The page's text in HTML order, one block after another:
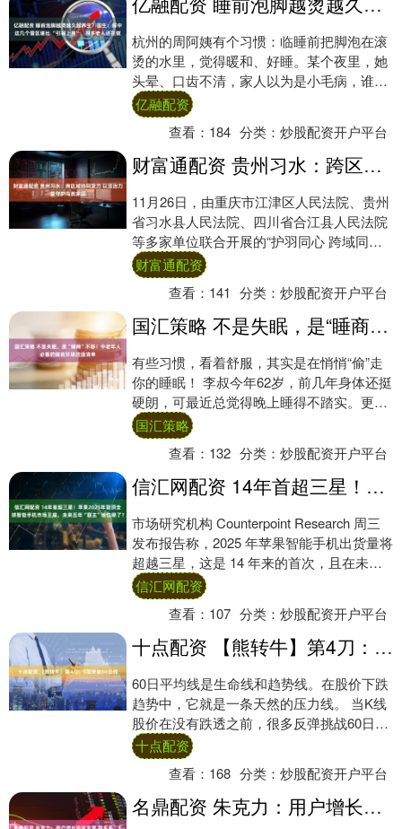
杭州的周阿姨有个习惯：临睡前把脚泡在滚
烫的水里，觉得暖和、好睡。某个夜里，她
头晕、口齿不清，家人以为是小毛病，谁知
半小时内恶化送到医院，确诊是急性脑梗，
终未醒来....
亿融配资
查看： 184 分类：炒股配资开户平台
财富通配资 贵州习水：跨区域协同发力 以法治力量守护鸟类家园
11月26日，由重庆市江津区人民法院、贵州
省习水县人民法院、四川省合江县人民法院
等多家单位联合开展的“护羽同心 跨域同
行”保护鸟类宣传暨生态司法协作座谈会在习
水....
财富通配资
查看： 141 分类：炒股配资开户平台
国汇策略 不是失眠，是“睡商”不够！中老年人必备的睡前环境改造清单
有些习惯，看着舒服，其实是在悄悄“偷”走
你的睡眠！ 李叔今年62岁，前几年身体还挺
硬朗，可最近总觉得晚上睡得不踏实。更奇
怪的是——明明没有喝多少水，夜里却老是
醒....
国汇策略
查看： 132 分类：炒股配资开户平台
信汇网配资 14年首超三星！苹果2025年登顶全球智能手机市场王座，未来五年“霸主”地位稳了？
市场研究机构 Counterpoint Research 周三
发布报告称，2025 年苹果智能手机出货量将
超越三星，这是 14 年来的首次，且在未来
五年内，苹果....
信汇网配资
查看： 107 分类：炒股配资开户平台
十点配资 【熊转牛】第4刀：S型突破60日线
60日平均线是生命线和趋势线。在股价下跌
趋势中，它就是一条天然的压力线。 当K线
股价在没有跌透之前，很多反弹挑战60日线
压力的涨幅都是不能持续的，会被60日线
压....
十点配资
查看： 168 分类：炒股配资开户平台
名鼎配资 朱克力：用户增长商家发展 拼多多“千亿扶持”创建生态正循环